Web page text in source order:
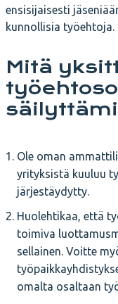
ensisijaisesti
kunnollisia työehtoja.
Mitä
Ole oman
yrityksistä kuuluu
järjestäydytty.
Huolehtikaa, että
toimiva
sellainen. Voitte
omalta osaltaan